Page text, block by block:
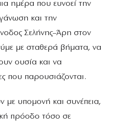
ημέρα που ευνοεί την
και την
Σελήνης–Άρη στον
με σταθερά βήματα, να
ουσία και να
που παρουσιάζονται.
με υπομονή και συνέπεια,
πρόοδο τόσο σε